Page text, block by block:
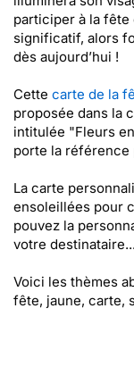
participer à la fête
significatif, alors
dès aujourd’hui !
Cette carte de la
proposée dans la
intitulée "Fleurs
porte la référence
La carte
ensoleillées pour
pouvez la
votre destinataire...
Voici les thèmes
fête, jaune, carte,